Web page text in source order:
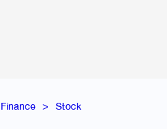
Finance Stock